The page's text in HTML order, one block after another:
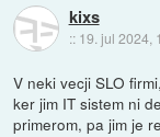
kixs
:: 19. jul 2024,
V neki vecji SLO
ker jim IT sistem ni
primerom, pa jim je